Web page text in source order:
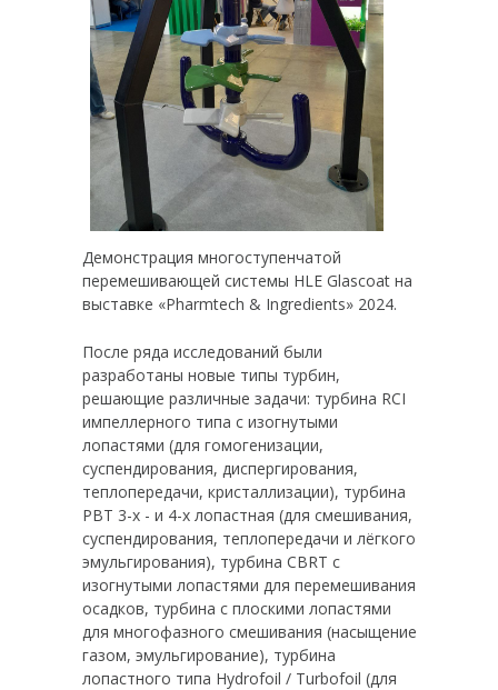
Демонстрация многоступенчатой
перемешивающей системы HLE Glascoat на
выставке «Pharmtech & Ingredients» 2024.
После ряда исследований были
разработаны новые типы турбин,
решающие различные задачи: турбина RCI
импеллерного типа с изогнутыми
лопастями (для гомогенизации,
суспендирования, диспергирования,
теплопередачи, кристаллизации), турбина
PBT 3-х - и 4-х лопастная (для смешивания,
суспендирования, теплопередачи и лёгкого
эмульгирования), турбина CBRT с
изогнутыми лопастями для перемешивания
осадков, турбина с плоскими лопастями
для многофазного смешивания (насыщение
газом, эмульгирование), турбина
лопастного типа Hydrofoil / Turbofoil (для